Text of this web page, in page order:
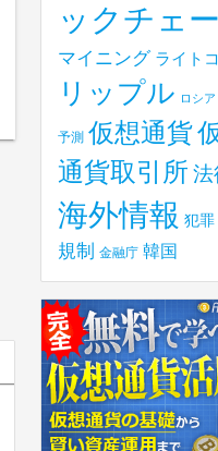
ックチェ
マイニング ライト
リップル ロシア
予測 仮想通貨
通貨取引所 法
海外情報 犯罪
規制 金融庁 韓国